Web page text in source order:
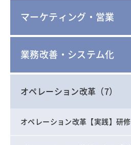
マーケティング・営業
業務改善・システム化
オペレーション改革 （7）
オペレーション改革【実践】研修